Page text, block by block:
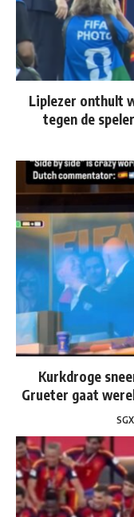
Liplezer onthult
tegen de
Kurkdroge
Grueter gaat